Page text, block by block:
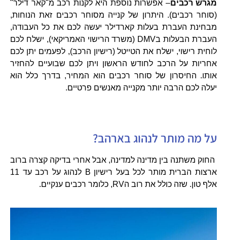
מגרש רכבים– אפשרות נוספת היא לקנות רכב מ"קאר דילר"
(סוחר רכבים). היתרון של קנייה מסוחר רכבים זאת הנוחות,
מבחינת העברת בעלות קארדילר יעשה לכם את כל העבודה,
העברת הבעלות בDMV (משרד הרישוי האמריקאי), ישלח לכם
לוחית רישוי, ישלח את הטייטל (רישיון הרכב), לפעמים יתן לכם
אחריות על הרכב לחודש הראשון ויתן לכם שבועיים להחזיר
אותו. החיסרון של סוחר רכבים הוא המחיר, בדרך כלל הוא
יעלה לכם הרבה יותר מקנייה מאנשים פרטיים.
על מה מותר לנהוג בארהב?
החוק משתנה בין מדינה למדינה, אבל אחרי בדיקה קצרה ברוב
ארצות הברית מותר לכל בעל רישיון B לנהוג על רכב עד 11
אלף טון. שזה כולל את רוב הRV, כלומר רכבים ענקיים.